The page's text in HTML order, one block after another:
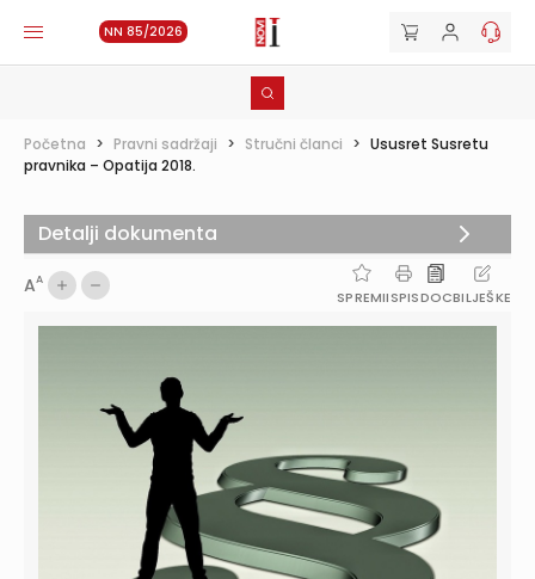
NN 85/2026
Početna > Pravni sadržaji > Stručni članci > Ususret Susretu
pravnika – Opatija 2018.
AA
SPREMIISPISDOCBILJEŠKE
Detalji dokumenta